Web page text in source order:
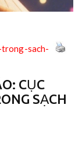
sach-
CỤC
SẠCH